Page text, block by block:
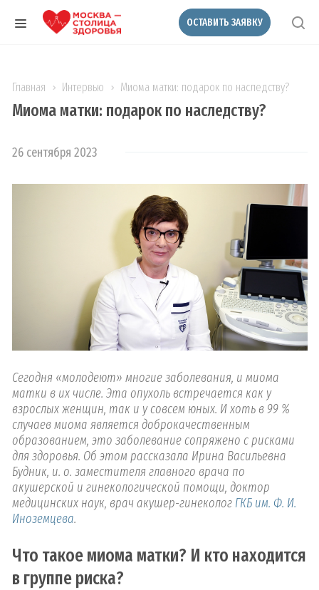
ОСТАВИТЬ ЗАЯВКУ
Главная Интервью Миома матки: подарок по наследству?
Миома матки: подарок по наследству?
26 сентября 2023
Сегодня «молодеют» многие заболевания, и миома
матки в их числе. Эта опухоль встречается как у
взрослых женщин, так и у совсем юных. И хоть в 99 %
случаев миома является доброкачественным
образованием, это заболевание сопряжено с рисками
для здоровья. Об этом рассказала Ирина Васильевна
Будник, и. о. заместителя главного врача по
акушерской и гинекологической помощи, доктор
медицинских наук, врач акушер-гинеколог ГКБ им. Ф. И.
Иноземцева.
Что такое миома матки? И кто находится
в группе риска?